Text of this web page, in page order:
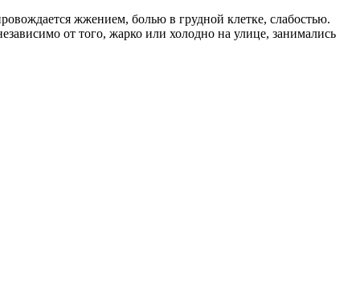
жжением, болью в грудной клетке, слабостью.
от того, жарко или холодно на улице, занимались